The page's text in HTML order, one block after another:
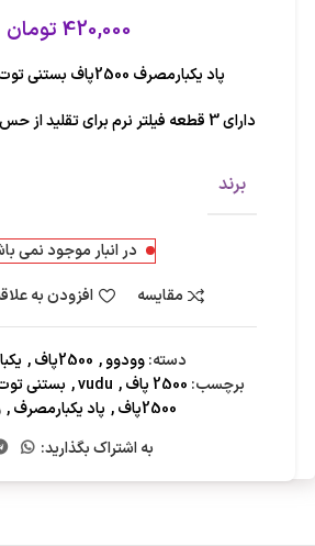
420,000 تومان
پاد یکبارمصرف 2500پاف بستنی توت فرنگی وودوو
دارای 3 قطعه فیلتر نرم برای تقلید از حس سنتی سیگار است.
برند
در انبار موجود نمی
مقایسه
افزودن به
دسته:وودوو, 2500پاف ,
برچسب: 2500 پاف ,
vudu
, بستنی
2500پاف
, پاد یکبارمصرف,
به اشتراک بگذارید: